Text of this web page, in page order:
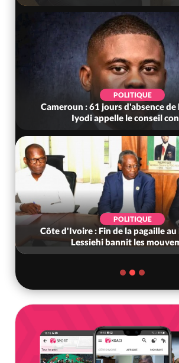
POLITIQUE
Cameroun : 61 jours d'absence de
Iyodi appelle le conseil
POLITIQUE
Côte d'Ivoire : Fin de la pagaille
Lessiehi bannit les